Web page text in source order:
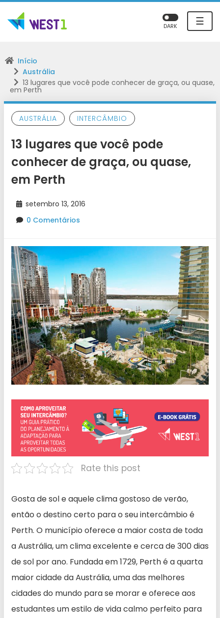
☰
DARK
Início
Austrália
13 lugares que você pode conhecer de graça, ou quase,
em Perth
AUSTRÁLIA INTERCÂMBIO
13 lugares que você pode
conhecer de graça, ou quase,
em Perth
setembro 13, 2016
0 Comentários
Rate this post
Gosta de sol e aquele clima gostoso de verão,
então o destino certo para o seu intercâmbio é
Perth. O município oferece a maior costa de toda
a Austrália, um clima excelente e cerca de 300 dias
de sol por ano. Fundada em 1729, Perth é a quarta
maior cidade da Austrália, uma das melhores
cidades do mundo para se morar e oferece aos
estudantes um estilo de vida calmo perfeito para